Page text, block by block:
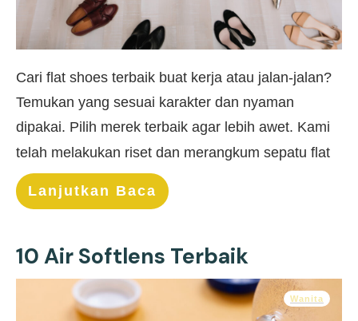
Cari flat shoes terbaik buat kerja atau jalan-jalan?
Temukan yang sesuai karakter dan nyaman
dipakai. Pilih merek terbaik agar lebih awet. Kami
telah melakukan riset dan merangkum sepatu flat
Lanjutkan Baca
10 Air Softlens Terbaik
Wanita